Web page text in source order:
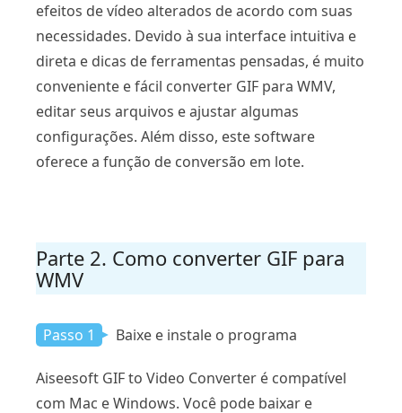
efeitos de vídeo alterados de acordo com suas
necessidades. Devido à sua interface intuitiva e
direta e dicas de ferramentas pensadas, é muito
conveniente e fácil converter GIF para WMV,
editar seus arquivos e ajustar algumas
configurações. Além disso, este software
oferece a função de conversão em lote.
Parte 2. Como converter GIF para
WMV
Passo 1 Baixe e instale o programa
Aiseesoft GIF to Video Converter é compatível
com Mac e Windows. Você pode baixar e